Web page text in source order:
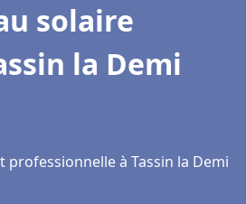
solaire
la Demi
à Tassin la Demi